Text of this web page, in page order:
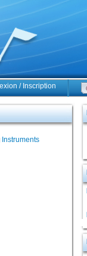
/ Inscription
Instruments